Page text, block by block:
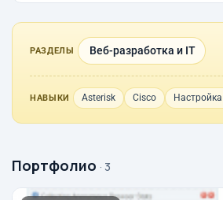
РАЗДЕЛЫ Веб-разработка и IT
НАВЫКИ Asterisk Cisco
Портфолио · 3